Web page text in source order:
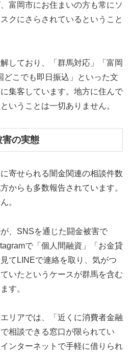
富岡市にお住まいの方も常にソ
クにさらされているということ
しており、「群馬対応」「富岡
どこでも即日振込」といった文
集客しています。地方に住んで
いうことは一切ありません。
害の実態
寄せられる闇金関連の相談件数
からも多数報告されています。
。
、SNSを通じた闘金被害で
で「個人間融資」「お金貸
てLINEで連絡を取り、気がつ
いたというケースが群馬を含む
す。
リアでは、「近くに消費者金融
相談できる窓口が限られてい
ンターネットで手軽に借りられ